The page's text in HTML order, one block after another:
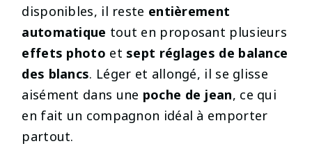
disponibles, il reste entièrement
automatique tout en proposant plusieurs
effets photo et sept réglages de balance
des blancs. Léger et allongé, il se glisse
aisément dans une poche de jean, ce qui
en fait un compagnon idéal à emporter
partout.